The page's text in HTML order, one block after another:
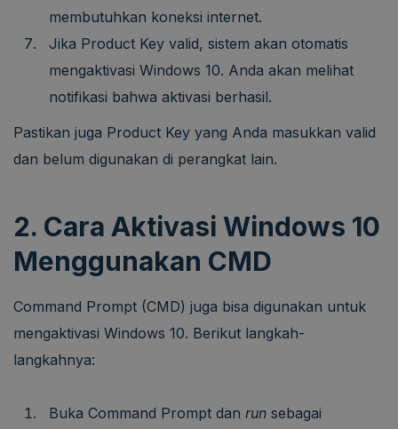
membutuhkan koneksi internet.
Jika Product Key valid, sistem akan otomatis
mengaktivasi Windows 10. Anda akan melihat
notifikasi bahwa aktivasi berhasil.
Pastikan juga Product Key yang Anda masukkan valid
dan belum digunakan di perangkat lain.
2. Cara Aktivasi Windows 10
Menggunakan CMD
Command Prompt (CMD) juga bisa digunakan untuk
mengaktivasi Windows 10. Berikut langkah-
langkahnya:
Buka Command Prompt dan run sebagai